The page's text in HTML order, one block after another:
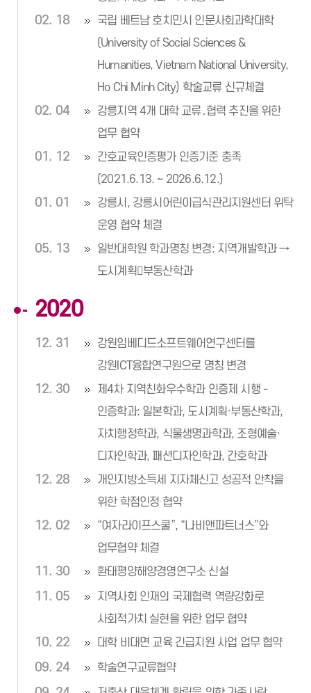
02. 18
국립 베트남 호치민시 인문사회과학대학
(University of Social Sciences &
Humanities, Vietnam National University,
Ho Chi Minh City) 학술교류 신규체결
02. 04
강릉지역 4개 대학 교류․협력 추진을 위한
업무 협약
01. 12
간호교육인증평가 인증기준 충족
(2021.6.13. ~ 2026.6.12.)
01. 01
강릉시, 강릉시어린이급식관리지원센터 위탁
운영 협약 체결
05. 13
일반대학원 학과명칭 변경: 지역개발학과 →
도시계획부동산학과
2020
12. 31
강원임베디드소프트웨어연구센터를
강원ICT융합연구원으로 명칭 변경
12. 30
제4차 지역친화우수학과 인증제 시행 -
인증학과: 일본학과, 도시계획·부동산학과,
자치행정학과, 식물생명과학과, 조형예술·
디자인학과, 패션디자인학과, 간호학과
12. 28
개인지방소득세 지자체신고 성공적 안착을
위한 학점인정 협약
12. 02
“여자라이프스쿨”, “나비앤파트너스”와
업무협약 체결
11. 30 환태평양해양경영연구소 신설
11. 05
지역사회 인재의 국제협력 역량강화로
사회적가치 실현을 위한 업무 협약
10. 22 대학 비대면 교육 긴급지원 사업 업무 협약
09. 24 학술연구교류협약